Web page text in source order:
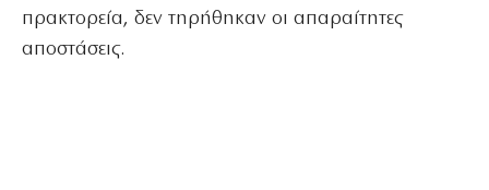
πρακτορεία, δεν τηρήθηκαν οι απαραίτητες
αποστάσεις.